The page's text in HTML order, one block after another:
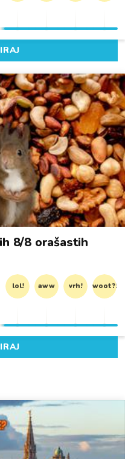
8/8 orašastih
lol! aww vrh! woot?!